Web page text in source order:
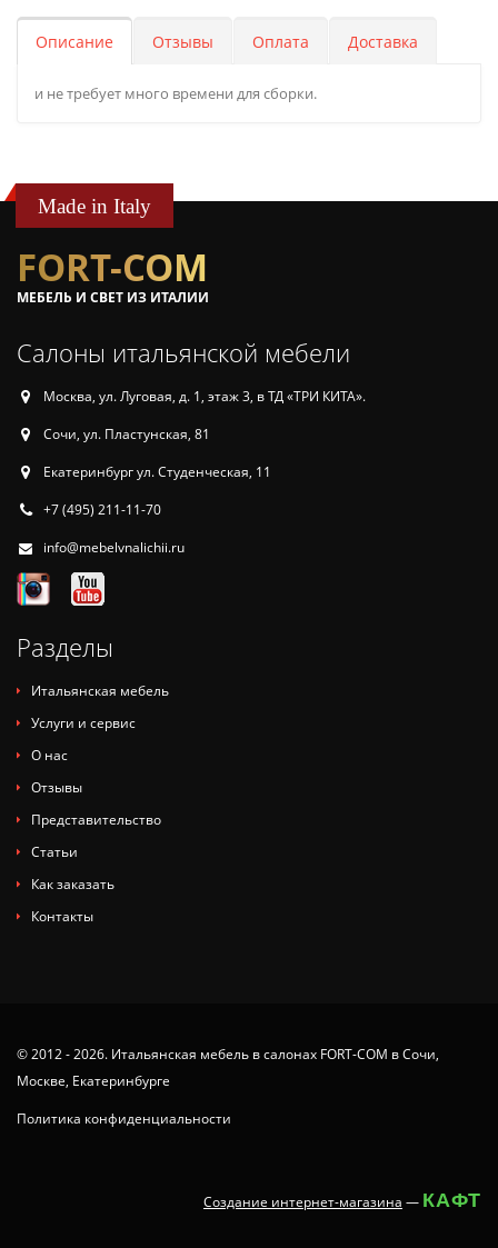
Описание Отзывы Оплата Доставка
и не требует много времени для сборки.
Made in Italy
FORT-COM
МЕБЕЛЬ И СВЕТ ИЗ ИТАЛИИ
Салоны итальянской мебели
Москва, ул. Луговая, д. 1, этаж 3, в ТД «ТРИ КИТА».
Сочи, ул. Пластунская, 81
Екатеринбург ул. Студенческая, 11
+7 (495) 211-11-70
info@mebelvnalichii.ru
Разделы
Итальянская мебель
Услуги и сервис
О нас
Отзывы
Представительство
Статьи
Как заказать
Контакты
© 2012 - 2026. Итальянская мебель в салонах FORT-COM в Сочи,
Москве, Екатеринбурге
Политика конфиденциальности
Создание интернет-магазина — КАФТ